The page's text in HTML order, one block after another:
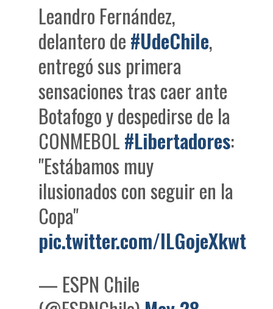
Leandro Fernández,
delantero de#UdeChile,
entregó sus primera
sensaciones tras caer ante
Botafogo y despedirse de la
CONMEBOL#Libertadores:
"Estábamos muy
ilusionados con seguir en la
Copa"
pic.twitter.com/ILGojeXkwt
— ESPN Chile